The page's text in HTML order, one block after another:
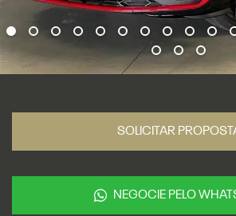
SOLICITAR
NEGOCIE PELO